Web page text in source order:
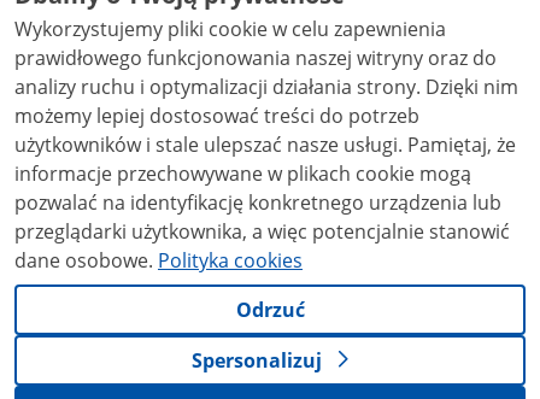
Creative Commons: uznanie autorstwa użycie
niekomercyjne - bez utworów zależnych 4.0 (CC BY-
NC-ND 4.0), o ile nie jest to stwierdzone inaczej.
Wykorzystujemy pliki cookie w celu zapewnienia
prawidłowego funkcjonowania naszej witryny oraz do
analizy ruchu i optymalizacji działania strony. Dzięki nim
możemy lepiej dostosować treści do potrzeb
użytkowników i stale ulepszać nasze usługi. Pamiętaj, że
informacje przechowywane w plikach cookie mogą
pozwalać na identyfikację konkretnego urządzenia lub
przeglądarki użytkownika, a więc potencjalnie stanowić
dane osobowe. Polityka cookies
Odrzuć
Spersonalizuj